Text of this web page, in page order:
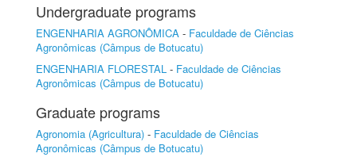
Undergraduate programs
ENGENHARIA AGRONÔMICA - Faculdade de Ciências
Agronômicas (Câmpus de Botucatu)
ENGENHARIA FLORESTAL - Faculdade de Ciências
Agronômicas (Câmpus de Botucatu)
Graduate programs
Agronomia (Agricultura) - Faculdade de Ciências
Agronômicas (Câmpus de Botucatu)